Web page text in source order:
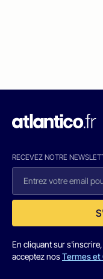
RECEVEZ NOTRE
En cliquant sur
acceptez nosTermes et